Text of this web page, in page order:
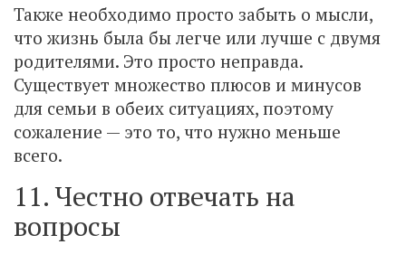
Также необходимо просто забыть о мысли,
что жизнь была бы легче или лучше с двумя
родителями. Это просто неправда.
Существует множество плюсов и минусов
для семьи в обеих ситуациях, поэтому
сожаление — это то, что нужно меньше
всего.
11. Честно отвечать на
вопросы